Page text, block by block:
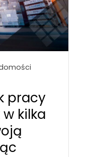
pracy
kilka